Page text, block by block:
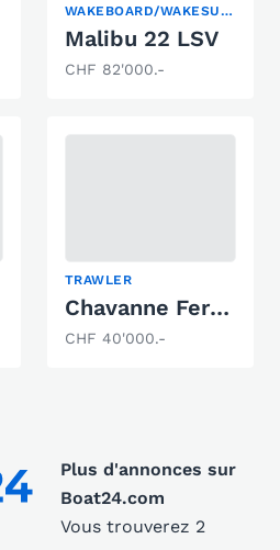
WAKEBOARD/WAKESURF
Malibu 22 LSV
CHF 82'000.-
TRAWLER
Chavanne Ferstyle 820 F
CHF 40'000.-
Plus d'annonces sur
Boat24.com
Vous trouverez 2